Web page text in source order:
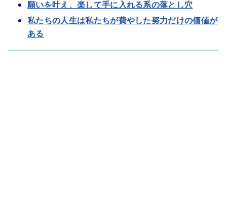
願いを叶え、楽して手に入れる系の落とし穴
私たちの人生は私たちが費やした努力だけの価値が
ある